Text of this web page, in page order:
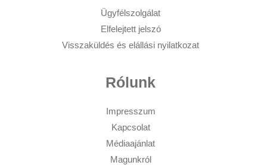
Ügyfélszolgálat
Elfelejtett jelszó
Visszaküldés és elállási nyilatkozat
Rólunk
Impresszum
Kapcsolat
Médiaajánlat
Magunkról